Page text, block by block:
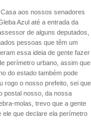
aos nossos senadores
Azul até a entrada da
de alguns deputados,
pessoas que têm um
essa ideia de gente fazer
perímetro urbano, assim que
do estado também pode
rogo o nosso prefeito, sei que
postal nosso, da nossa
molas, trevo que a gente
que declare ela perímetro